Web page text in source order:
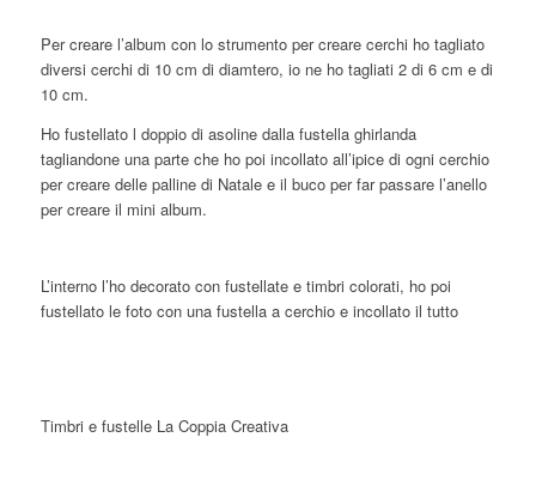
Per creare l’album con lo strumento per creare cerchi ho tagliato
diversi cerchi di 10 cm di diamtero, io ne ho tagliati 2 di 6 cm e di
10 cm.
Ho fustellato l doppio di asoline dalla fustella ghirlanda
tagliandone una parte che ho poi incollato all’ipice di ogni cerchio
per creare delle palline di Natale e il buco per far passare l’anello
per creare il mini album.
L’interno l’ho decorato con fustellate e timbri colorati, ho poi
fustellato le foto con una fustella a cerchio e incollato il tutto
Timbri e fustelle La Coppia Creativa